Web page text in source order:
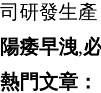
司研發生
陽痿早洩,
熱門文章：